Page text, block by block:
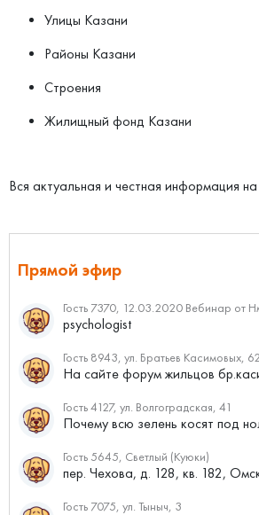
Улицы Казани
Районы Казани
Строения
Жилищный фонд Казани
Вся актуальная и честная информация
Прямой эфир
psychologist
Гость 8943, ул. Братьев Касимовых, 62
Гость 4127, ул. Волгоградская, 41
Гость 5645, Светлый (Куюки)
пер. Чехова, д. 128, кв. 182,
Гость 7075, ул. Тыныч, 3